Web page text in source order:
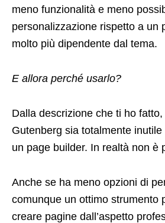
meno funzionalità e meno
personalizzazione rispetto a un
molto più dipendente dal tema.
E allora perché usarlo?
Dalla descrizione che ti ho
Gutenberg sia totalmente
un page builder. In realtà non è
Anche se ha meno opzioni di
comunque un ottimo strumento
creare pagine dall’aspetto